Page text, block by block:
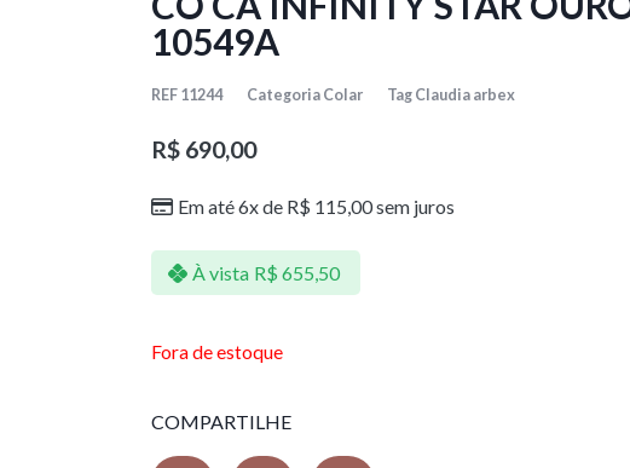
10549A
REF 11244 Categoria Colar Tag Claudia arbex
R$ 690,00
Em até 6x de R$ 115,00sem juros
À vista R$ 655,50
Fora de estoque
COMPARTILHE